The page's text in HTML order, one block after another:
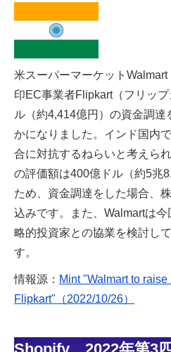
米スーパーマーケット
印EC事業者Flipkart（フリッ
ル（約4,414億円）の資金調
かになりました。インド国内
合に対抗するねらいと考えら
の評価額は400億ドル（約5兆
ため、資金調達をした場合、
込みです。また、Walmartは
略的投資家との協業を検討し
す。
情報源： Mint "Walmart to
Flipkart"（2022/10/26）